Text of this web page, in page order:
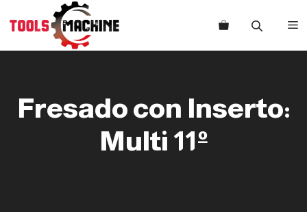
Fresado con Inserto:
Multi 11º